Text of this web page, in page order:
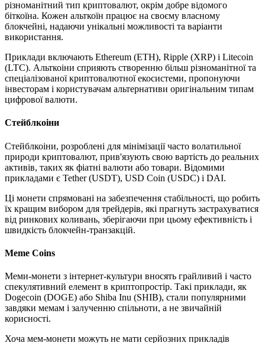
різноманітний тип криптовалют, окрім добре відомого
біткоїна. Кожен альткоїн працює на своєму власному
блокчейні, надаючи унікальні можливості та варіанти
використання.
Приклади включають Ethereum (ETH), Ripple (XRP) і Litecoin
(LTC). Альткоіни сприяють створенню більш різноманітної та
спеціалізованої криптовалютної екосистеми, пропонуючи
інвесторам і користувачам альтернативи оригінальним типам
цифрової валюти.
Стейблкоіни
Стейблкоіни, розроблені для мінімізації часто волатильної
природи криптовалют, прив'язують свою вартість до реальних
активів, таких як фіатні валюти або товари. Відомими
прикладами є Tether (USDT), USD Coin (USDC) і DAI.
Ці монети спрямовані на забезпечення стабільності, що робить
їх кращим вибором для трейдерів, які прагнуть застрахуватися
від ринкових коливань, зберігаючи при цьому ефективність і
швидкість блокчейн-транзакцій.
Meme Coins
Меми-монети з інтернет-культури вносять грайливий і часто
спекулятивний елемент в криптопростір. Такі приклади, як
Dogecoin (DOGE) або Shiba Inu (SHIB), стали популярними
завдяки мемам і залученню спільноти, а не звичайній
корисності.
Хоча мем-монети можуть не мати серйозних прикладів